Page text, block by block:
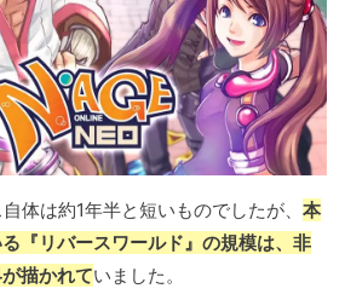
体は約1年半と短いものでしたが、 本
『リバースワールド』の規模は、非
描かれていました。